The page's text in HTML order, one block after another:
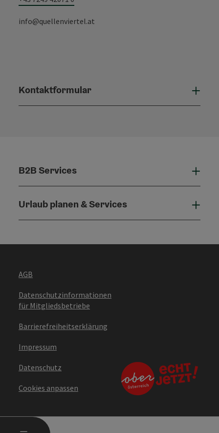
info@quellenviertel.at
Kontaktformular
B2B Services
Urlaub planen & Services
AGB
Datenschutzinformationen
für Mitgliedsbetriebe
Barrierefreiheitserklärung
Impressum
Datenschutz
Cookies anpassen